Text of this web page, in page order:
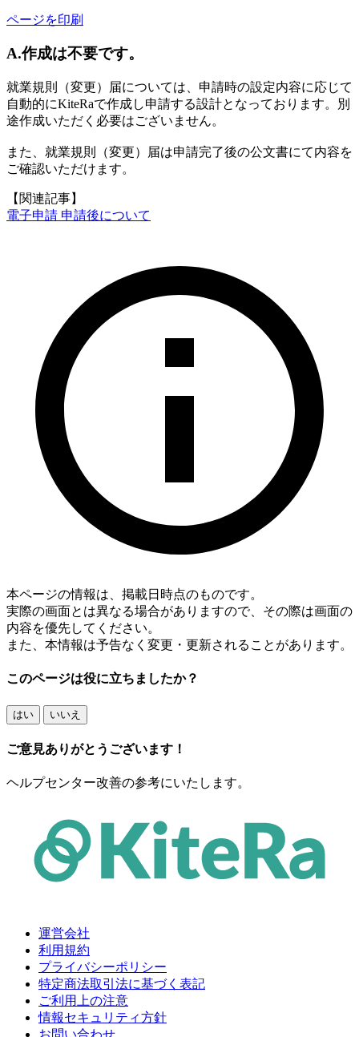
ページを印刷
A.作成は不要です。
就業規則（変更）届については、申請時の設定内容に応じて
自動的にKiteRaで作成し申請する設計となっております。別
途作成いただく必要はございません。
また、就業規則（変更）届は申請完了後の公文書にて内容を
ご確認いただけます。
【関連記事】
電子申請 申請後について
本ページの情報は、掲載日時点のものです。
実際の画面とは異なる場合がありますので、その際は画面の
内容を優先してください。
また、本情報は予告なく変更・更新されることがあります。
このページは役に立ちましたか？
はい いいえ
ご意見ありがとうございます！
ヘルプセンター改善の参考にいたします。
運営会社
利用規約
プライバシーポリシー
特定商法取引法に基づく表記
ご利用上の注意
情報セキュリティ方針